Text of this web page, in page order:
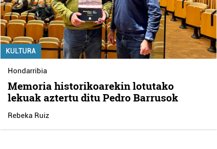
KULTURA
Hondarribia
Memoria historikoarekin lotutako
lekuak aztertu ditu Pedro Barrusok
Rebeka Ruiz